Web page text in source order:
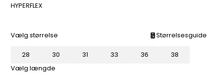
HYPERFLEX
Vælg størrelse Størrelsesguide
28 30 31 33 36
38
Vælg længde